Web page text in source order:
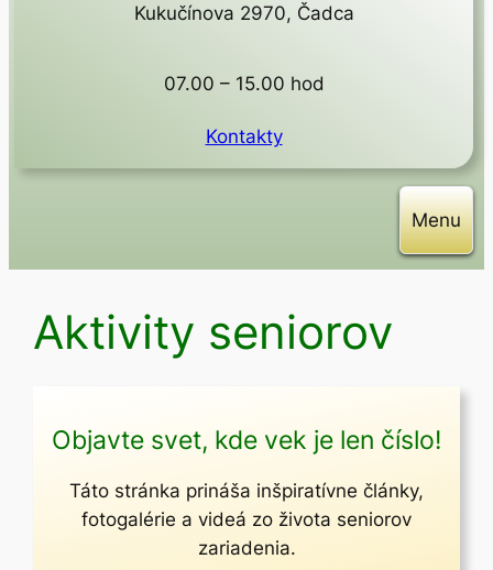
Kukučínova 2970, Čadca
07.00 – 15.00 hod
Kontakty
Menu
Aktivity seniorov
Objavte svet, kde vek je len číslo!
Táto stránka prináša inšpiratívne články,
fotogalérie a videá zo života seniorov
zariadenia.